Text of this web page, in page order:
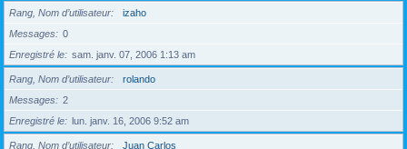
Rang, Nom d’utilisateur
izaho
Messages
0
Enregistré le
sam. janv. 07, 2006 1:13 am
Rang, Nom d’utilisateur
rolando
Messages
2
Enregistré le
lun. janv. 16, 2006 9:52 am
Rang, Nom d’utilisateur
Juan Carlos